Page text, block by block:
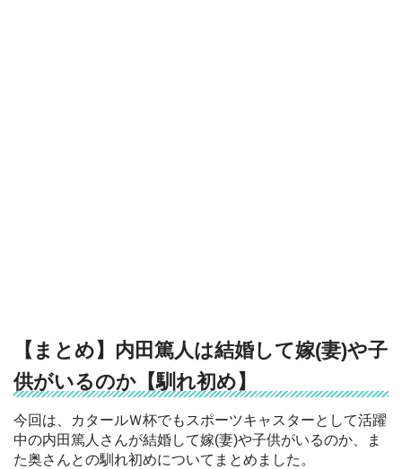
【まとめ】内田篤人は結婚して嫁(妻)や子
供がいるのか【馴れ初め】
今回は、カタールＷ杯でもスポーツキャスターとして活躍
中の内田篤人さんが結婚して嫁(妻)や子供がいるのか、ま
た奥さんとの馴れ初めについてまとめました。